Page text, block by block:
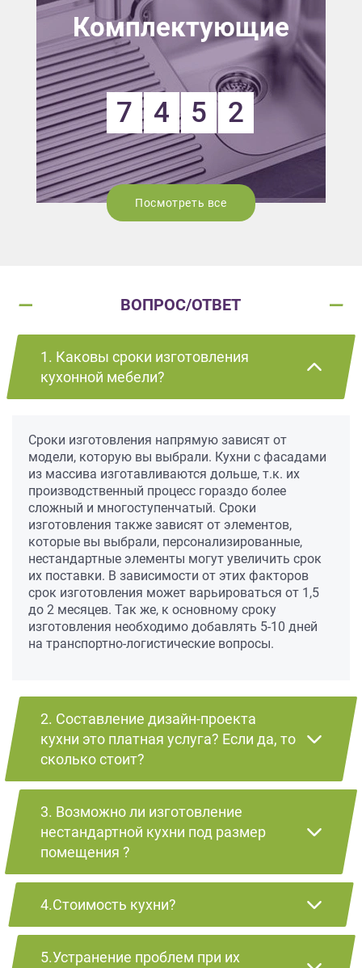
Комплектующие
7 4 5 2
Посмотреть все
ВОПРОС/ОТВЕТ
1. Каковы сроки изготовления
кухонной мебели?
Сроки изготовления напрямую зависят от
модели, которую вы выбрали. Кухни с фасадами
из массива изготавливаются дольше, т.к. их
производственный процесс гораздо более
сложный и многоступенчатый. Сроки
изготовления также зависят от элементов,
которые вы выбрали, персонализированные,
нестандартные элементы могут увеличить срок
их поставки. В зависимости от этих факторов
срок изготовления может варьироваться от 1,5
до 2 месяцев. Так же, к основному сроку
изготовления необходимо добавлять 5-10 дней
на транспортно-логистические вопросы.
2. Составление дизайн-проекта
кухни это платная услуга? Если да, то
сколько стоит?
3. Возможно ли изготовление
нестандартной кухни под размер
помещения ?
4.Стоимость кухни?
5.Устранение проблем при их